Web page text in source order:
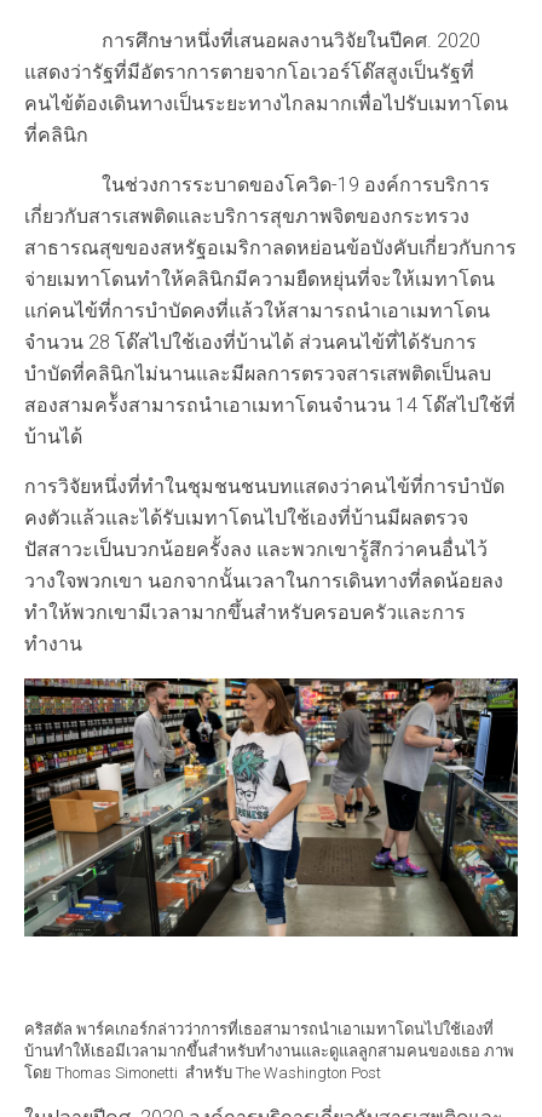
การศึกษาหนึ่งที่เสนอผลงานวิจัยในปีคศ. 2020
แสดงว่ารัฐที่มีอัตราการตายจากโอเวอร์โด๊สสูงเป็นรัฐที่
คนไข้ต้องเดินทางเป็นระยะทางไกลมากเพื่อไปรับเมทาโดน
ที่คลินิก
ในช่วงการระบาดของโควิด-19 องค์การบริการ
เกี่ยวกับสารเสพติดและบริการสุขภาพจิตของกระทรวง
สาธารณสุขของสหรัฐอเมริกาลดหย่อนข้อบังคับเกี่ยวกับการ
จ่ายเมทาโดนทำให้คลินิกมีความยืดหยุ่นที่จะให้เมทาโดน
แก่คนไข้ที่การบำบัดคงที่แล้วให้สามารถนำเอาเมทาโดน
จำนวน 28 โด๊สไปใช้เองที่บ้านได้ ส่วนคนไข้ที่ได้รับการ
บำบัดที่คลินิกไม่นานและมีผลการตรวจสารเสพติดเป็นลบ
สองสามคร้ังสามารถนำเอาเมทาโดนจำนวน 14 โด๊สไปใช้ที่
บ้านได้
การวิจัยหนึ่งที่ทำในชุมชนชนบทแสดงว่าคนไข้ที่การบำบัด
คงตัวแล้วและได้รับเมทาโดนไปใช้เองที่บ้านมีผลตรวจ
ปัสสาวะเป็นบวกน้อยครั้งลง และพวกเขารู้สึกว่าคนอื่นไว้
วางใจพวกเขา นอกจากนั้นเวลาในการเดินทางที่ลดน้อยลง
ทำให้พวกเขามีเวลามากขึ้นสำหรับครอบครัวและการ
ทำงาน
คริสตัล พาร์คเกอร์กล่าวว่าการที่เธอสามารถนำเอาเมทาโดนไปใช้เองที่
บ้านทำให้เธอมีเวลามากขึ้นสำหรับทำงานและดูแลลูกสามคนของเธอ ภาพ
โดย Thomas Simonetti สำหรับ The Washington Post